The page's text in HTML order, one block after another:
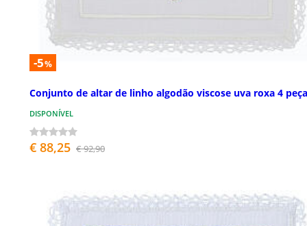
-5%
Conjunto de altar de linho algodão viscose uva roxa 4
DISPONÍVEL
€ 88,25 € 92,90